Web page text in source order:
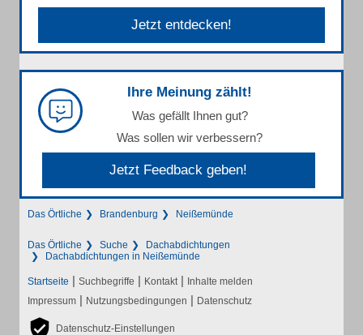
Jetzt entdecken!
Ihre Meinung zählt!
Was gefällt Ihnen gut?
Was sollen wir verbessern?
Jetzt Feedback geben!
Das Örtliche Brandenburg Neißemünde
Das Örtliche Suche
Dachabdichtungen
Dachabdichtungen in Neißemünde
Startseite | Suchbegriffe | Kontakt | Inhalte melden
Impressum | Nutzungsbedingungen | Datenschutz
Datenschutz-Einstellungen